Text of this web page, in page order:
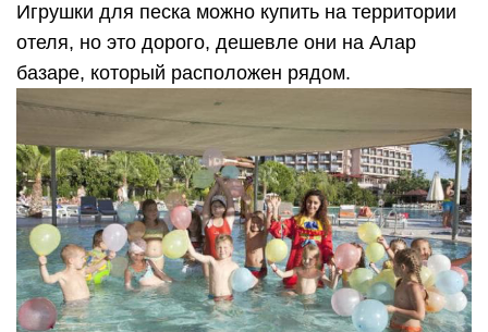
Игрушки для песка можно купить на территории
отеля, но это дорого, дешевле они на Алар
базаре, который расположен рядом.